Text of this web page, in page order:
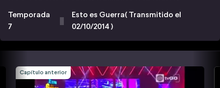
Temporada
7
Esto es Guerra( Transmitido el
02/10/2014 )
Capítulo anterior